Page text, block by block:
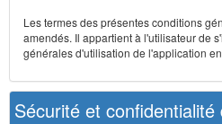
Les termes des présentes conditions
amendés. Il appartient à l'utilisateur de
générales d'utilisation de l'application
Sécurité et confidentialité